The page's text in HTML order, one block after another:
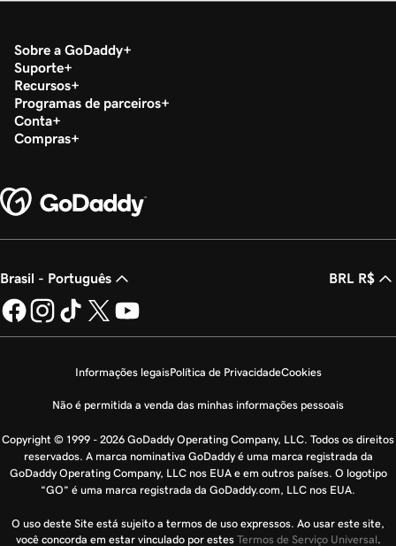
Sobre a GoDaddy
Suporte
Recursos
Programas de parceiros
Conta
Compras
Brasil - Português BRL R$
Informações legaisPolítica de PrivacidadeCookies
Não é permitida a venda das minhas informações pessoais
Copyright © 1999 - 2026 GoDaddy Operating Company, LLC. Todos os direitos
reservados. A marca nominativa GoDaddy é uma marca registrada da
GoDaddy Operating Company, LLC nos EUA e em outros países. O logotipo
“GO” é uma marca registrada da GoDaddy.com, LLC nos EUA.
O uso deste Site está sujeito a termos de uso expressos. Ao usar este site,
você concorda em estar vinculado por estes Termos de Serviço Universal.